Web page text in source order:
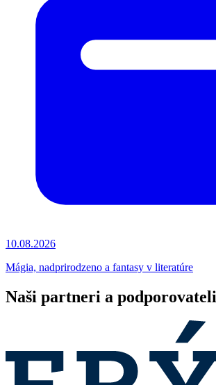
10.08.2026
Mágia, nadprirodzeno a fantasy v literatúre
Naši partneri a